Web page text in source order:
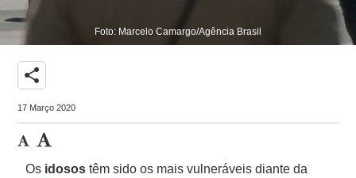
Foto: Marcelo Camargo/Agência Brasil
share
17 Março 2020
Os idosos têm sido os mais vulneráveis diante da